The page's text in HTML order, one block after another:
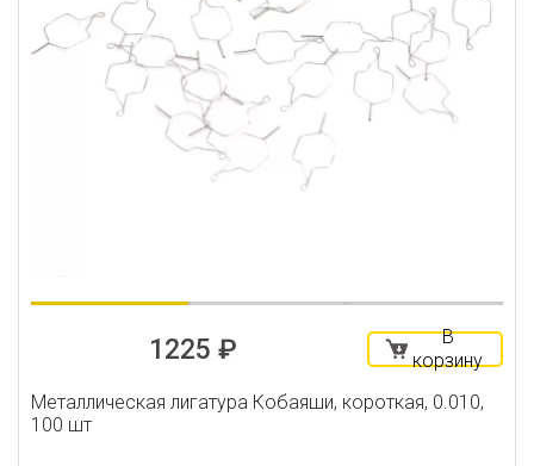
1225 ₽
В
корзину
Металлическая лигатура Кобаяши, короткая, 0.010,
100 шт